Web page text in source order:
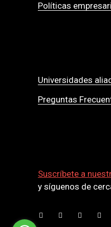
Políticas
Universidades
Preguntas
Suscríbete a
y síguenos de